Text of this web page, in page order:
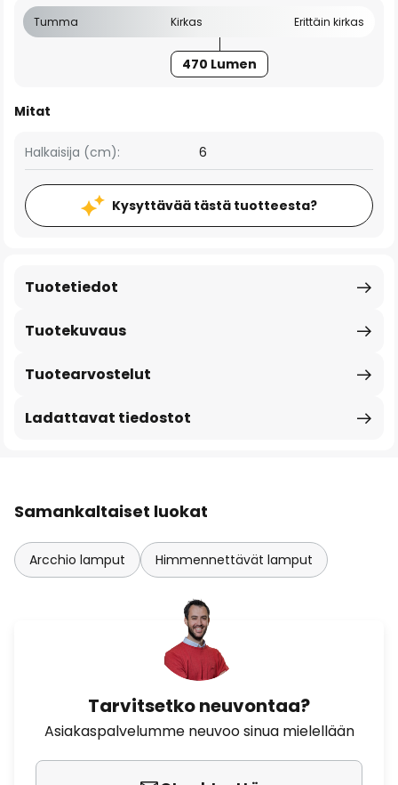
Tumma Kirkas Erittäin kirkas
470 Lumen
Mitat
Halkaisija (cm): 6
Kysyttävää tästä tuotteesta?
Tuotekuvaus
Tuotetiedot
Tuotearvostelut
Ladattavat tiedostot
Samankaltaiset luokat
Arcchio lamput Himmennettävät lamput
Tarvitsetko neuvontaa?
Asiakaspalvelumme neuvoo sinua mielellään